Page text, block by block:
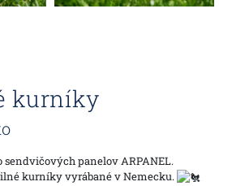
kurníky
panelov ARPANEL.
kurníky vyrábané v Nemecku.